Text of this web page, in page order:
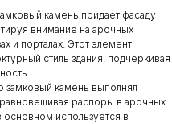
камень придает фасаду
внимание на арочных
и порталах. Этот элемент
стиль здания, подчеркивая
замковый камень выполнял
распоры в арочных
используется в